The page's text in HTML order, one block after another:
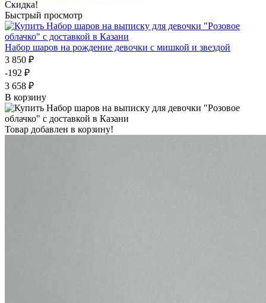
Скидка!
Быстрый просмотр
Набор шаров на рождение девочки с мишкой и звездой
3 850 ₽
-192 ₽
3 658 ₽
В корзину
Товар добавлен в корзину!